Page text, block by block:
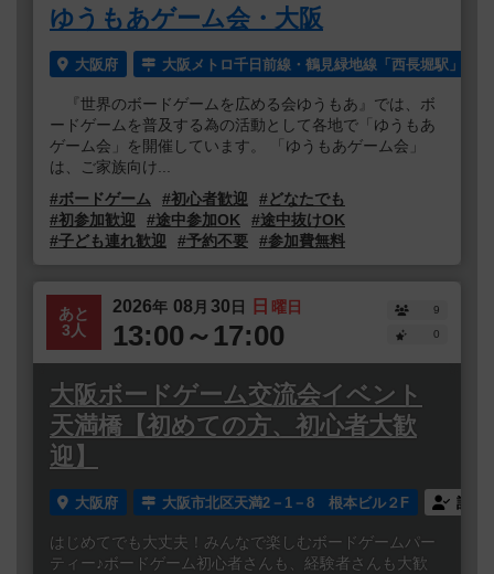
ゆうもあゲーム会・大阪
大阪府 大阪メトロ千日前線・鶴見緑地線「西長堀駅」よ
『世界のボードゲームを広める会ゆうもあ』では、ボ
ードゲームを普及する為の活動として各地で「ゆうもあ
ゲーム会」を開催しています。 「ゆうもあゲーム会」
は、ご家族向け...
#ボードゲーム
#初心者歓迎
#どなたでも
#初参加歓迎
#途中参加OK
#途中抜けOK
#子ども連れ歓迎
#予約不要 #参加費無料
あと
3人
2026年 08 月 30日 日 曜日
13:00～17:00
9
0
大阪ボードゲーム交流会イベント
天満橋【初めての方、初心者大歓
迎】
大阪府 大阪市北区天満2－1－8 根本ビル２F 誰で
はじめてでも大丈夫！みんなで楽しむボードゲームパー
ティー♪ボードゲーム初心者さんも、経験者さんも大歓